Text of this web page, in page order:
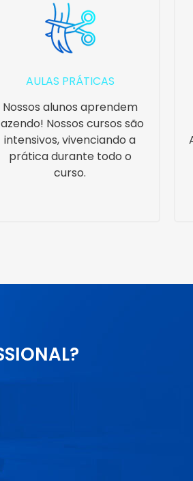
AULAS PRÁTICAS
Nossos alunos aprendem
Nossos cursos são
intensivos, vivenciando a
prática durante todo o
curso.